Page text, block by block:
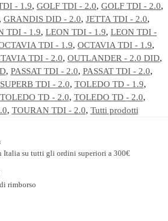
- 1.9, GOLF TDI - 2.0, GOLF TDI - 2.0,
, GRANDIS DID - 2.0, JETTA TDI - 2.0,
TDI - 1.9, LEON TDI - 1.9, LEON TDI -
TDI - 1.9, OCTAVIA TDI - 1.9,
TDI - 2.0, OUTLANDER - 2.0 DID,
, PASSAT TDI - 2.0, PASSAT TDI - 2.0,
SUPERB TDI - 2.0, TOLEDO TD - 1.9,
TOLEDO TD - 2.0, TOLEDO TD - 2.0,
, TOURAN TDI - 2.0, Tutti prodotti
Italia su tutti gli ordini superiori a 300€
rimborso